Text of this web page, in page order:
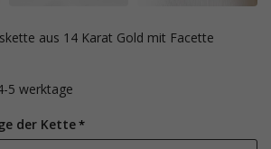
5 werktage
der Kette